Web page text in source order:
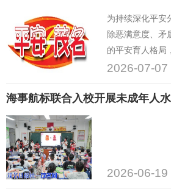
为持续深化平安
除恶满意度、矛
的平安育人格局
司法干警、专职
2026-07-07
海事航标联合入校开展未成年人
2026-06-19